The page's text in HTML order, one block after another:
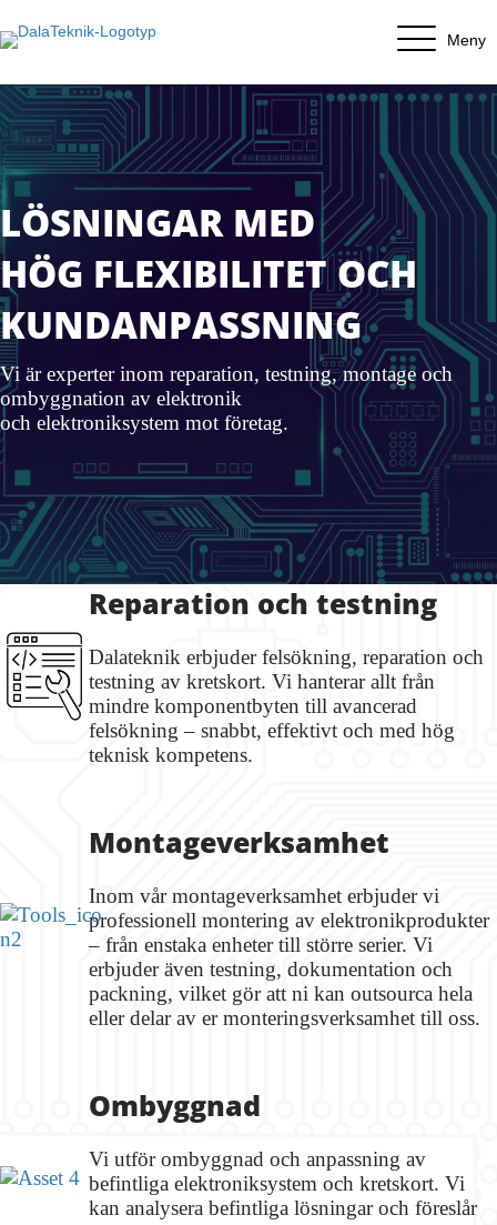
Meny
LÖSNINGAR MED
HÖG FLEXIBILITET OCH
KUND­ANPASSNING
Vi är experter inom reparation, testning, montage och
ombyggnation av elektronik
och elektroniksystem mot företag.
Reparation och testning
Dalateknik erbjuder felsökning, reparation och
testning av kretskort. Vi hanterar allt från
mindre komponentbyten till avancerad
felsökning – snabbt, effektivt och med hög
teknisk kompetens.
Montage­verksamhet
Inom vår montageverksamhet erbjuder vi
professionell montering av elektronikprodukter
– från enstaka enheter till större serier. Vi
erbjuder även testning, dokumentation och
packning, vilket gör att ni kan outsourca hela
eller delar av er monteringsverksamhet till oss.
Ombyggnad
Vi utför ombyggnad och anpassning av
befintliga elektroniksystem och kretskort. Vi
kan analysera befintliga lösningar och föreslår